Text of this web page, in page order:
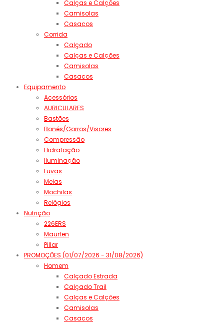
Calças e Calções
Camisolas
Casacos
Corrida
Calçado
Calças e Calções
Camisolas
Casacos
Equipamento
Acessórios
AURICULARES
Bastões
Bonés/Gorros/Visores
Compressão
Hidratação
Iluminação
Luvas
Meias
Mochilas
Relógios
Nutrição
226ERS
Maurten
Pillar
PROMOÇÕES (01/07/2026 - 31/08/2026)
Homem
Calçado Estrada
Calçado Trail
Calças e Calções
Camisolas
Casacos